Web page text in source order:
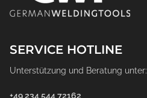
SERVICE HOTLINE
Unterstützung und Beratung unter:
+49 234 544 72162